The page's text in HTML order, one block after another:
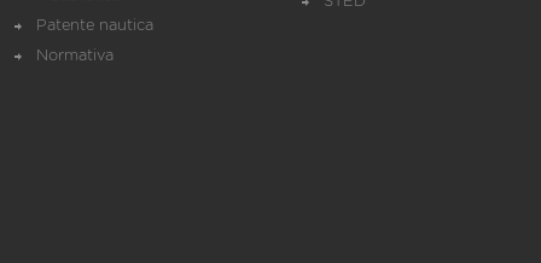
Patente nautica
Normativa